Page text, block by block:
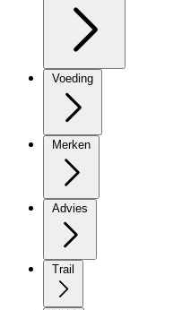
Voeding
Merken
Advies
Trail